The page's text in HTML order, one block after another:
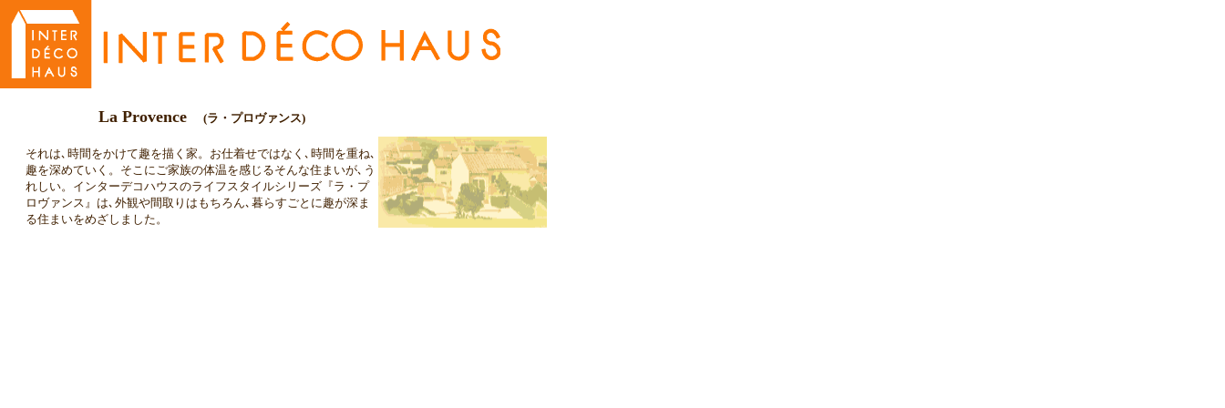
La Provence (ラ・プロヴァンス)
それは､時間をかけて趣を描く家。お仕着せではなく､時間を重ね､
趣を深めていく。そこにご家族の体温を感じるそんな住まいが､う
れしい。インターデコハウスのライフスタイルシリーズ『ラ・プ
ロヴァンス』は､外観や間取りはもちろん､暮らすごとに趣が深ま
る住まいをめざしました。